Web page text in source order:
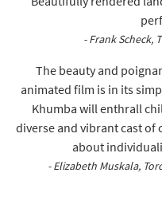
- Frank Scheck,
The beauty and
animated film is in its
Khumba will enthrall
diverse and vibrant cast of
about
- Elizabeth Muskala,